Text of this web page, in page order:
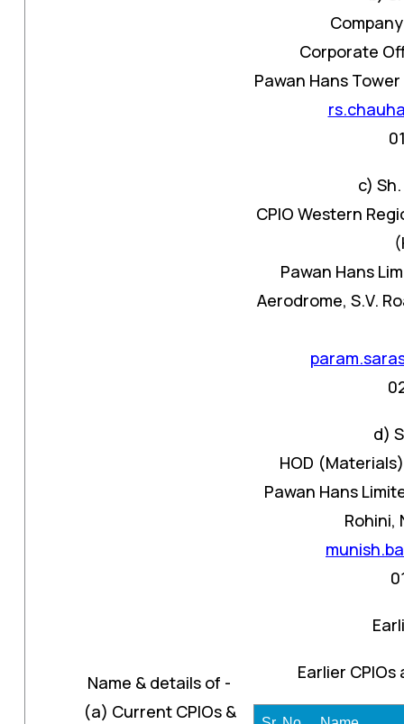
Name & details of -
(a) Current CPIOs &
Corporate
Pawan Hans Tower
c)
CPIO Western
Pawan Hans
Aerodrome, S.V.
d)
HOD
Pawan Hans
Rohini,
Earlier